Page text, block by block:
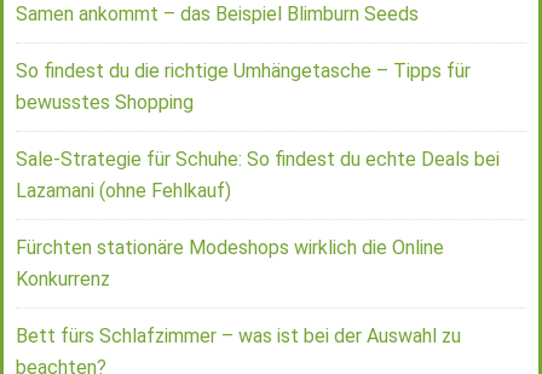
Samen ankommt – das Beispiel Blimburn Seeds
So findest du die richtige Umhängetasche – Tipps für
bewusstes Shopping
Sale-Strategie für Schuhe: So findest du echte Deals bei
Lazamani (ohne Fehlkauf)
Fürchten stationäre Modeshops wirklich die Online
Konkurrenz
Bett fürs Schlafzimmer – was ist bei der Auswahl zu
beachten?